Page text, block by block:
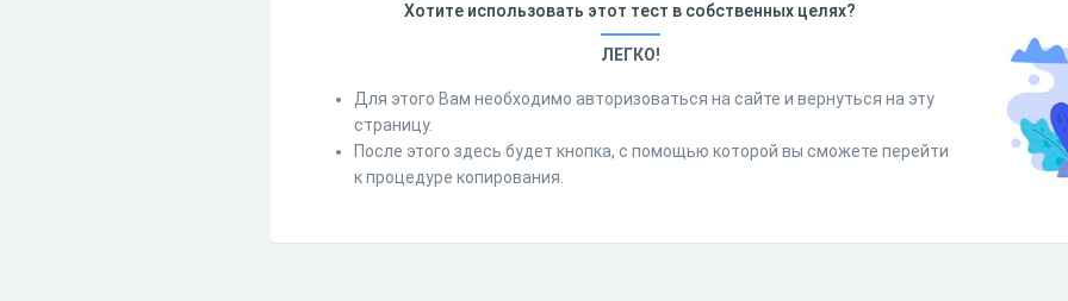
Хотите использовать этот тест в собственных целях?
ЛЕГКО!
Для этого Вам необходимо авторизоваться на сайте и вернуться на эту
страницу.
После этого здесь будет кнопка, с помощью которой вы сможете перейти
к процедуре копирования.